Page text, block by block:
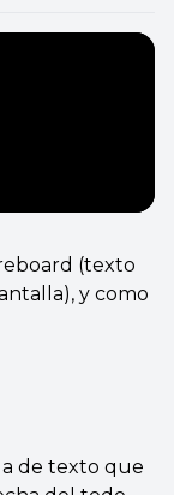
(texto
y como
de texto que